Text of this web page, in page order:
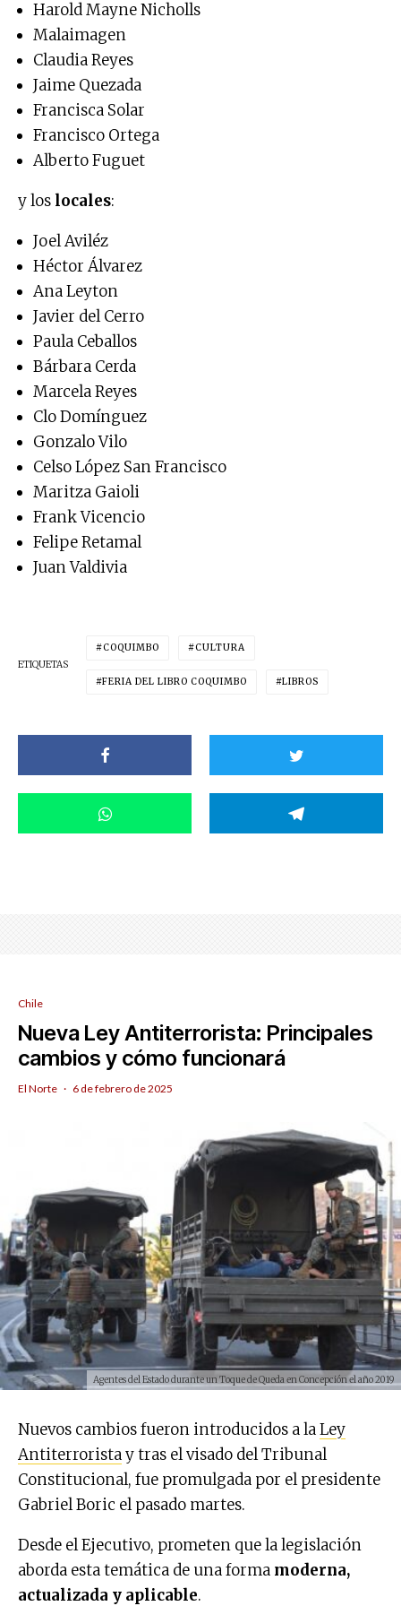
Harold Mayne Nicholls
Malaimagen
Claudia Reyes
Jaime Quezada
Francisca Solar
Francisco Ortega
Alberto Fuguet
y los locales:
Joel Aviléz
Héctor Álvarez
Ana Leyton
Javier del Cerro
Paula Ceballos
Bárbara Cerda
Marcela Reyes
Clo Domínguez
Gonzalo Vilo
Celso López San Francisco
Maritza Gaioli
Frank Vicencio
Felipe Retamal
Juan Valdivia
ETIQUETAS
COQUIMBO CULTURA
FERIA DEL LIBRO COQUIMBO LIBROS
Chile
Nueva Ley Antiterrorista: Principales
cambios y cómo funcionará
El Norte · 6 de febrero de 2025
Agentes del Estado durante un Toque de Queda en Concepción el año 2019
Nuevos cambios fueron introducidos a laLey
Antiterroristay tras el visado del Tribunal
Constitucional, fue promulgada por el presidente
Gabriel Boric el pasado martes.
Desde el Ejecutivo, prometen que la legislación
aborda esta temática de una forma moderna,
actualizada y aplicable.